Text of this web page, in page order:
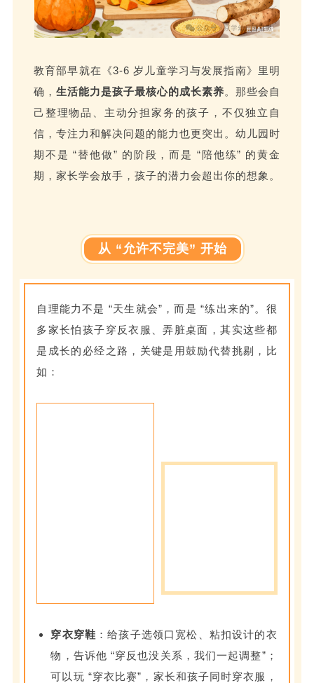
教育部早就在《3-6 岁儿童学习与发展指南》里明
确， 生活能力是孩子最核心的成长素养。那些会自
己整理物品、主动分担家务的孩子，不仅独立自
信，专注力和解决问题的能力也更突出。幼儿园时
期不是 “替他做” 的阶段，而是 “陪他练” 的黄金
期，家长学会放手，孩子的潜力会超出你的想象。
从 “允许不完美” 开始
自理能力不是 “天生就会”，而是 “练出来的”。很
多家长怕孩子穿反衣服、弄脏桌面，其实这些都
是成长的必经之路，关键是用鼓励代替挑剔，比
如：
穿衣穿鞋 ：给孩子选领口宽松、粘扣设计的衣
物，告诉他 “穿反也没关系，我们一起调整”；
可以玩 “穿衣比赛”，家长和孩子同时穿衣服，